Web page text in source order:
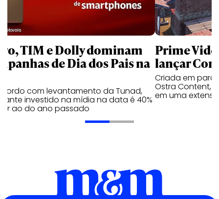
TIM e Dolly dominam
de Dia dos Pais na
com levantamento da Tunad,
investido na mídia na data é 40%
ao do ano passado
Prime
lançar
Criada em
Ostra Content,
em uma